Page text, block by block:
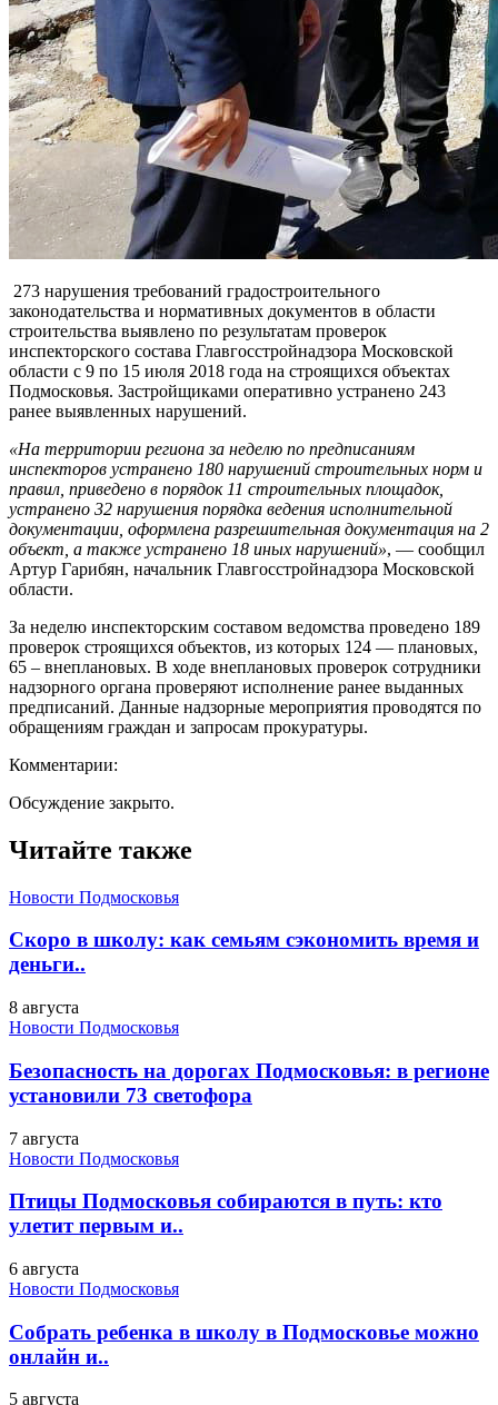
273 нарушения требований градостроительного
законодательства и нормативных документов в области
строительства выявлено по результатам проверок
инспекторского состава Главгосстройнадзора Московской
области с 9 по 15 июля 2018 года на строящихся объектах
Подмосковья. Застройщиками оперативно устранено 243
ранее выявленных нарушений.
«На территории региона за неделю по предписаниям
инспекторов устранено 180 нарушений строительных норм и
правил, приведено в порядок 11 строительных площадок,
устранено 32 нарушения порядка ведения исполнительной
документации, оформлена разрешительная документация на 2
объект, а также устранено 18 иных нарушений», — сообщил
Артур Гарибян, начальник Главгосстройнадзора Московской
области.
За неделю инспекторским составом ведомства проведено 189
проверок строящихся объектов, из которых 124 — плановых,
65 – внеплановых. В ходе внеплановых проверок сотрудники
надзорного органа проверяют исполнение ранее выданных
предписаний. Данные надзорные мероприятия проводятся по
обращениям граждан и запросам прокуратуры.
Комментарии:
Обсуждение закрыто.
Читайте также
Новости Подмосковья
Скоро в школу: как семьям сэкономить время и
деньги..
8 августа
Новости Подмосковья
Безопасность на дорогах Подмосковья: в регионе
установили 73 светофора
7 августа
Новости Подмосковья
Птицы Подмосковья собираются в путь: кто
улетит первым и..
6 августа
Новости Подмосковья
Собрать ребенка в школу в Подмосковье можно
онлайн и..
5 августа